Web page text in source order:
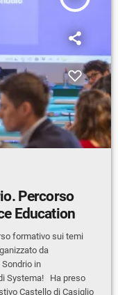
Percorso
Education
formativo sui temi
da
in
Systema! Ha preso
Castello di Casiglio